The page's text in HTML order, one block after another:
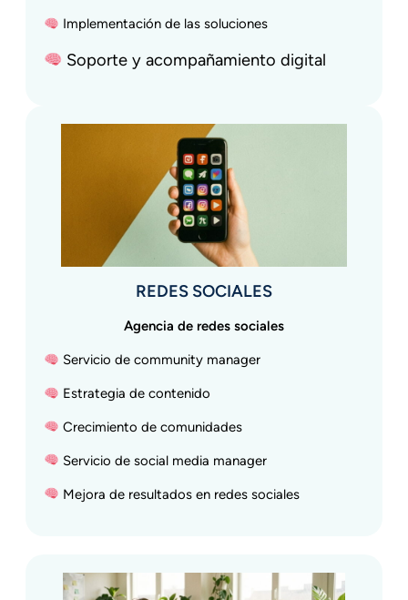
Implementación de las soluciones
Soporte y acompañamiento digital
REDES SOCIALES
Agencia de redes sociales
Servicio de community manager
Estrategia de contenido
Crecimiento de comunidades
Servicio de social media manager
Mejora de resultados en redes sociales